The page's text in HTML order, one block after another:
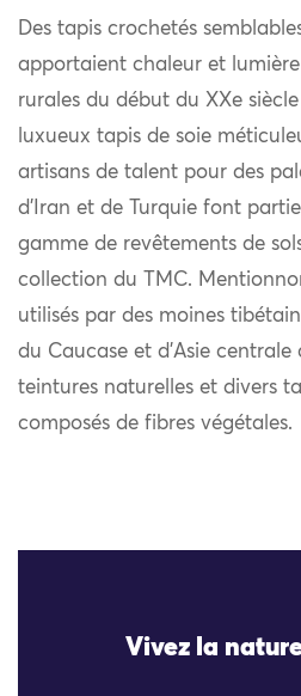
Des tapis crochetés
apportaient chaleur et
rurales du début du XXe
luxueux tapis de soie
artisans de talent pour des
d’Iran et de Turquie font
gamme de revêtements de
collection du TMC.
utilisés par des moines
du Caucase et d’Asie centrale
teintures naturelles et divers
composés de fibres végétales.
Vivez la